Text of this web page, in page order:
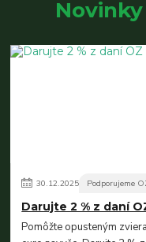
30.12.2025 Podporujeme
Darujte 2 % z daní
Pomôžte opusteným